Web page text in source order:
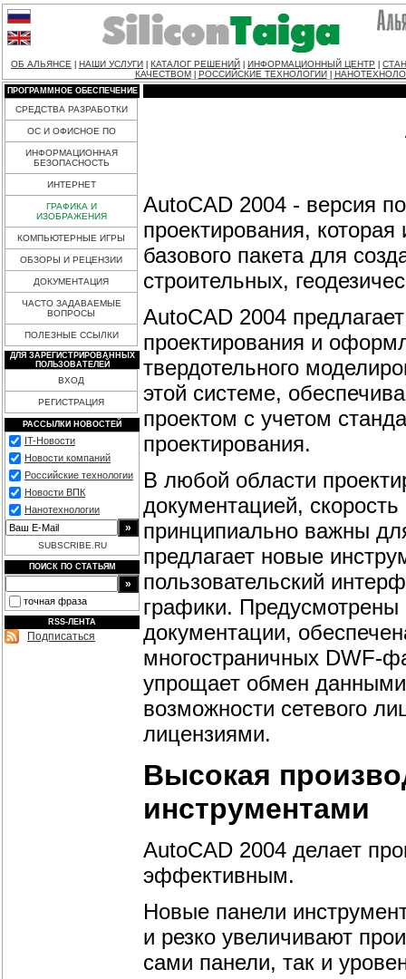
ОБ АЛЬЯНСЕ НАШИ УСЛУГИ КАТАЛОГ РЕШЕНИЙ ИНФОРМАЦИОННЫЙ ЦЕНТР
КАЧЕСТВОМ
РОССИЙСКИЕ ТЕХНОЛОГИИ
ПРОГРАММНОЕ ОБЕСПЕЧЕНИЕ
СРЕДСТВА РАЗРАБОТКИ
ОС И ОФИСНОЕ ПО
ИНФОРМАЦИОННАЯ
БЕЗОПАСНОСТЬ
ИНТЕРНЕТ
ГРАФИКА И
ИЗОБРАЖЕНИЯ
КОМПЬЮТЕРНЫЕ ИГРЫ
ОБЗОРЫ И РЕЦЕНЗИИ
ДОКУМЕНТАЦИЯ
ЧАСТО ЗАДАВАЕМЫЕ
ВОПРОСЫ
ПОЛЕЗНЫЕ ССЫЛКИ
ДЛЯ ЗАРЕГИСТРИРОВАННЫХ
ПОЛЬЗОВАТЕЛЕЙ
ВХОД
РЕГИСТРАЦИЯ
РАССЫЛКИ НОВОСТЕЙ
IT-Новости
Новости компаний
Российские технологии
Новости ВПК
Нанотехнологии
SUBSCRIBE.RU
ПОИСК ПО СТАТЬЯМ
точная фраза
RSS-ЛЕНТА
Подписаться
AutoCAD 2004 - версия
проектирования,
базового пакета для
строительных,
AutoCAD 2004
проектирования и
твердотельного
этой системе,
проектом с учетом
проектирования.
В любой области
документацией,
принципиально важны
предлагает новые
пользовательский
графики. Предусмотрены
документации,
многостраничных DWF-
упрощает обмен
возможности сетевого
лицензиями.
Высокая
инструментами
AutoCAD 2004 делает
эффективным.
Новые панели
и резко увеличивают
сами панели, так и